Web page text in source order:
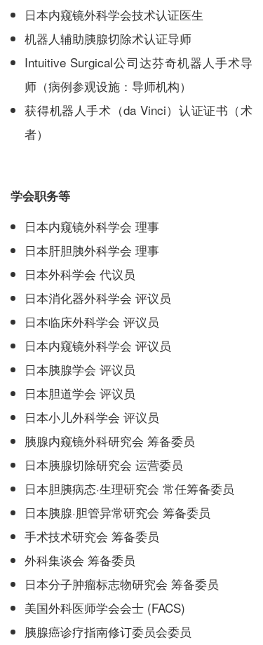
日本内窥镜外科学会技术认证医生
机器人辅助胰腺切除术认证导师
Intuitive Surgical公司达芬奇机器人手术导
师（病例参观设施：导师机构）
获得机器人手术（da Vinci）认证证书（术
者）
学会职务等
日本内窥镜外科学会 理事
日本肝胆胰外科学会 理事
日本外科学会 代议员
日本消化器外科学会 评议员
日本临床外科学会 评议员
日本内窥镜外科学会 评议员
日本胰腺学会 评议员
日本胆道学会 评议员
日本小儿外科学会 评议员
胰腺内窥镜外科研究会 筹备委员
日本胰腺切除研究会 运营委员
日本胆胰病态·生理研究会 常任筹备委员
日本胰腺·胆管异常研究会 筹备委员
手术技术研究会 筹备委员
外科集谈会 筹备委员
日本分子肿瘤标志物研究会 筹备委员
美国外科医师学会会士 (FACS)
胰腺癌诊疗指南修订委员会委员